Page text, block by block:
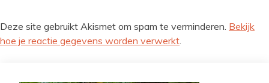
Deze site gebruikt Akismet om spam te verminderen. Bekijk
hoe je reactie gegevens worden verwerkt